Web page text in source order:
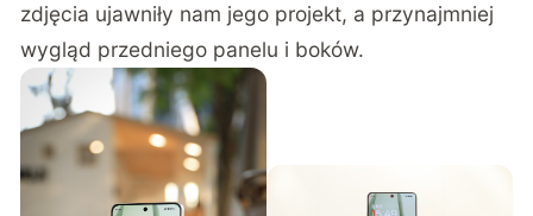
zdjęcia ujawniły nam jego projekt, a przynajmniej
wygląd przedniego panelu i boków.